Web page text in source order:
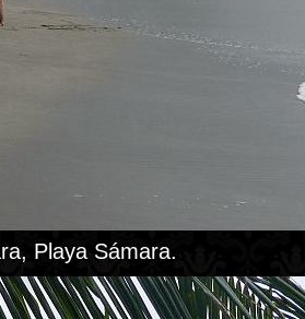
Playa Sámara.